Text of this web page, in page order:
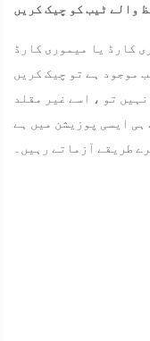
کارڈ یا میموری کارڈ
موجود ہے تو چیک کریں
تو ، اسے غیر مقلد
ہی ایسی پوزیشن میں ہے
طریقے آزماتے رہیں۔